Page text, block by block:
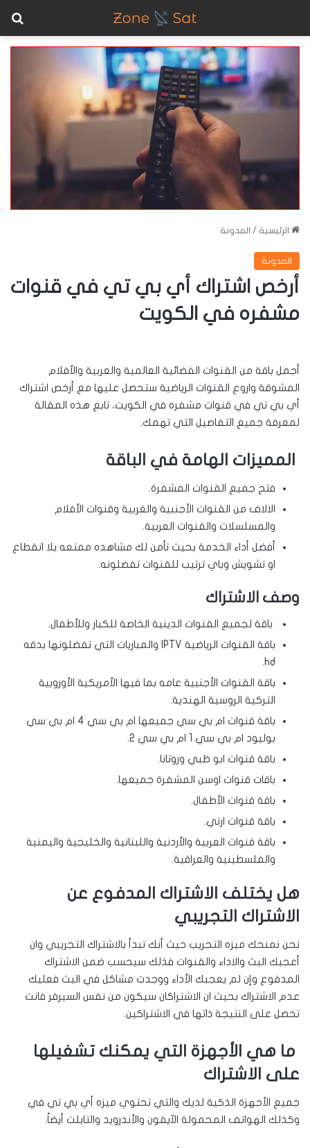
الرئيسية / المدونة
المدونة
أرخص اشتراك أي بي تي في قنوات
مشفره في الكويت
أجمل باقة من القنوات الفضائية العالمية والعربية والأفلام
المشوقة واروع القنوات الرياضية ستحصل عليها مع أرخص اشتراك
أي بي تي في قنوات مشفره في الكويت، تابع هذه المقالة
لمعرفة جميع التفاصيل التي تهمك.
المميزات الهامة في الباقة
فتح جميع القنوات المشفرة.
الالاف من القنوات الأجنبية والغربية وقنوات الأفلام
والمسلسلات والقنوات العربية.
أفضل أداء الخدمة بحيث تأمن لك مشاهده ممتعه بلا انقطاع
او تشويش وباي ترتيب للقنوات تفضلونه.
وصف الاشتراك
باقة لجميع القنوات الدينية الخاصة للكبار وللأطفال.
باقة القنوات الرياضية IPTV والمباريات التي تفضلونها بدقه
hd.
باقة القنوات الأجنبية عامه بما فيها الأمريكية الأوروبية
التركية الروسية الهندية.
باقة قنوات ام بي سي جميعها ام بي سي 4 ام بي سي
بوليود ام بي سي 1 ام بي سي 2.
باقة قنوات ابو ظبي وروتانا.
باقات قنوات اوسن المشفرة جميعها.
باقة قنوات الأطفال.
باقة قنوات ارتي.
باقة قنوات العربية والأردنية واللبنانية والخليجية واليمنية
والفلسطينية والعراقية.
هل يختلف الاشتراك المدفوع عن
الاشتراك التجريبي
نحن نمنحك ميزه التجريب حيث أنك تبدأ بالاشتراك التجريبي وان
أعجبك البث والاداء والقنوات فذلك سيحسب ضمن الاشتراك
المدفوع وإن لم يعجبك الأداء ووجدت مشاكل في البث فعليك
عدم الاشتراك بحيث ان الاشتراكان سيكون من نفس السيرفر فانت
تحصل على النتيجة ذاتها في الاشتراكين.
ما هي الأجهزة التي يمكنك تشغيلها
على الاشتراك
جميع الأجهزة الذكية لديك والتي تحتوي ميزه أي بي تي في
وكذلك الهواتف المحمولة الآيفون والأندرويد والتابلت أيضاً.